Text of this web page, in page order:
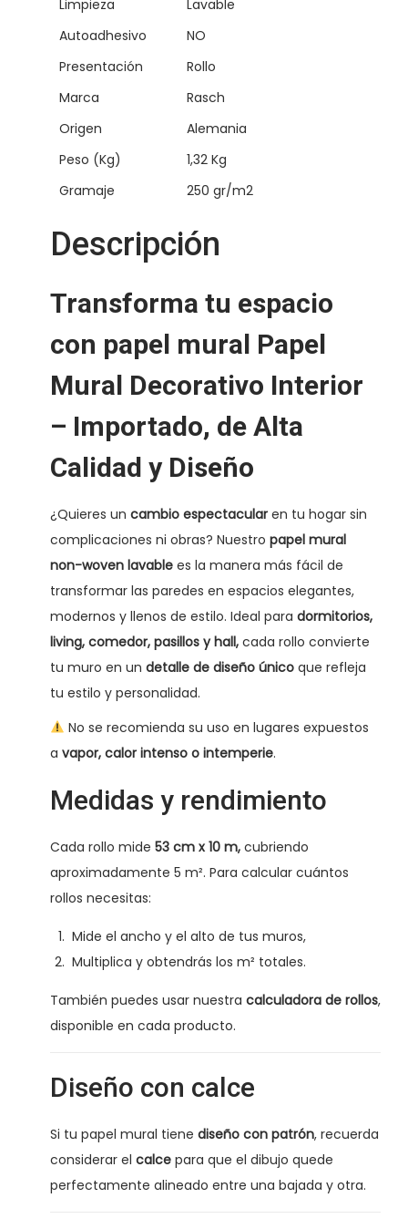
s
c
c
a
n
i
d
Limpieza
Lavable
Autoadhesivo
NO
Presentación
Rollo
Marca
Rasch
Origen
Alemania
Peso (Kg)
1,32 Kg
Gramaje
250 gr/m2
Descripción
Transforma tu espacio
con papel mural Papel
Mural Decorativo Interior
– Importado, de Alta
Calidad y Diseño
¿Quieres un cambio espectacular en tu hogar sin
complicaciones ni obras? Nuestro papel mural
non-woven lavable es la manera más fácil de
transformar las paredes en espacios elegantes,
modernos y llenos de estilo. Ideal para dormitorios,
living, comedor, pasillos y hall, cada rollo convierte
tu muro en un detalle de diseño único que refleja
tu estilo y personalidad.
No se recomienda su uso en lugares expuestos
a vapor, calor intenso o intemperie.
Medidas y rendimiento
Cada rollo mide 53 cm x 10 m, cubriendo
aproximadamente 5 m². Para calcular cuántos
rollos necesitas:
Mide el ancho y el alto de tus muros,
Multiplica y obtendrás los m² totales.
También puedes usar nuestra calculadora de rollos,
disponible en cada producto.
Diseño con calce
Si tu papel mural tiene diseño con patrón, recuerda
considerar el calce para que el dibujo quede
perfectamente alineado entre una bajada y otra.